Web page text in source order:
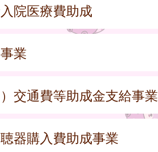
院医療費助成
業
交通費等助成金支給事業
器購入費助成事業